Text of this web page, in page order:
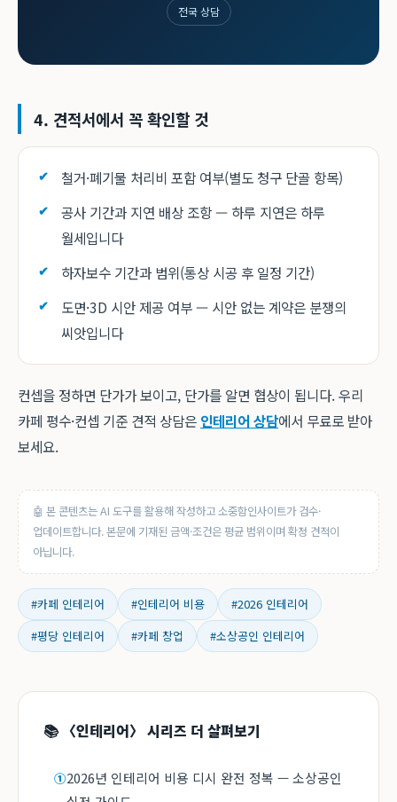
전국 상담
4. 견적서에서 꼭 확인할 것
철거·폐기물 처리비 포함 여부(별도 청구 단골 항목)
공사 기간과 지연 배상 조항 — 하루 지연은 하루
월세입니다
하자보수 기간과 범위(통상 시공 후 일정 기간)
도면·3D 시안 제공 여부 — 시안 없는 계약은 분쟁의
씨앗입니다
컨셉을 정하면 단가가 보이고, 단가를 알면 협상이 됩니다. 우리
카페 평수·컨셉 기준 견적 상담은 인테리어 상담에서 무료로 받아
보세요.
🤖 본 콘텐츠는 AI 도구를 활용해 작성하고 소중함인사이트가 검수·
업데이트합니다. 본문에 기재된 금액·조건은 평균 범위이며 확정 견적이
아닙니다.
#카페 인테리어 #인테리어 비용
#2026 인테리어
#평당 인테리어
#카페 창업 #소상공인 인테리어
📚 〈인테리어〉 시리즈 더 살펴보기
①2026년 인테리어 비용 디시 완전 정복 — 소상공인